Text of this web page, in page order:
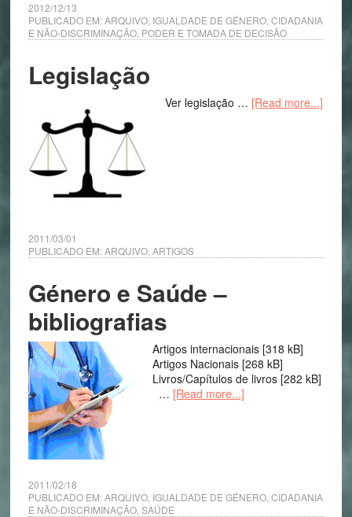
2012/12/13
PUBLICADO EM:ARQUIVO, IGUALDADE DE GÉNERO, CIDADANIA
E NÃO-DISCRIMINAÇÃO, PODER E TOMADA DE DECISÃO
Legislação
Ver legislação … [Read more...]
2011/03/01
PUBLICADO EM:ARQUIVO, ARTIGOS
Género e Saúde –
bibliografias
Artigos internacionais [318 kB]
Artigos Nacionais [268 kB]
Livros/Capítulos de livros [282 kB]
… [Read more...]
2011/02/18
PUBLICADO EM:ARQUIVO, IGUALDADE DE GÉNERO, CIDADANIA
E NÃO-DISCRIMINAÇÃO, SAÚDE